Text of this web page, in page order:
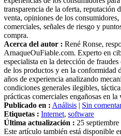
venta, opiniones de los consumidores,
comerciales, señales de riesgo y
compra.
Acerca del autor :
ArnaqueOuFiable.com. Experto en
especialista en la detección de
de los productos y en la conformidad
años de experiencia analizando
condiciones generales ilegibles,
prácticas comerciales engañosas en la
Publicado en :Análisis|Sin
Etiquetas : Internet,software
Última actualización :25 septiembre
Este artículo también está disponible
Deutsch-Italiano-Nederlands-